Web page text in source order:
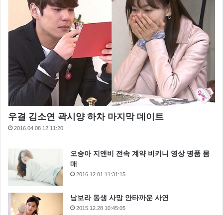
우결 김소연 곽시양 하차 마지막 데이트
2016.04.08 12:11:20
오승아 지앤비 전속 계약 비키니 영상 명품 몸
매
2016.12.01 11:31:15
남보라 동생 사망 안타까운 사연
2015.12.28 10:45:05